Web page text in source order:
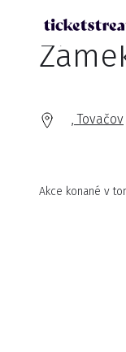
, Tovačov
Akce konané v